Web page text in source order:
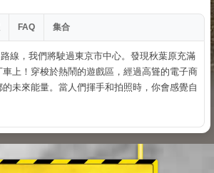
FAQ 集合
線，我們將駛過東京市中心。發現秋葉原充滿
上！穿梭於熱鬧的遊戲區，經過高聳的電子商
未來能量。當人們揮手和拍照時，你會感覺自